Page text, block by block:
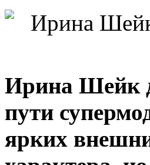
Ирина Шейк
пути
ярких